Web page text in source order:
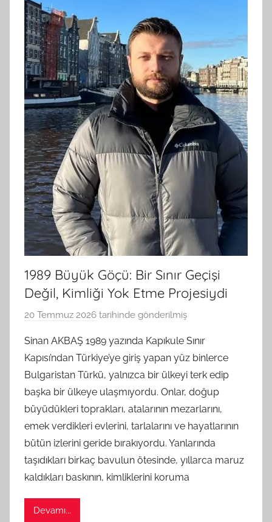
1989 Büyük Göçü: Bir Sınır Geçişi
Değil, Kimliği Yok Etme Projesiydi
20 Temmuz 2026 tarihinde gönderilmiş
S
A
M
t
a
r
a
f
ı
Sinan AKBAŞ 1989 yazında Kapıkule Sınır
Kapısı’ndan Türkiye’ye giriş yapan yüz binlerce
Bulgaristan Türkü, yalnızca bir ülkeyi terk edip
başka bir ülkeye ulaşmıyordu. Onlar, doğup
büyüdükleri toprakları, atalarının mezarlarını,
emek verdikleri evlerini, tarlalarını ve hayatlarının
bütün izlerini geride bırakıyordu. Yanlarında
taşıdıkları birkaç bavulun ötesinde, yıllarca maruz
kaldıkları baskının, kimliklerini koruma
Devamı...